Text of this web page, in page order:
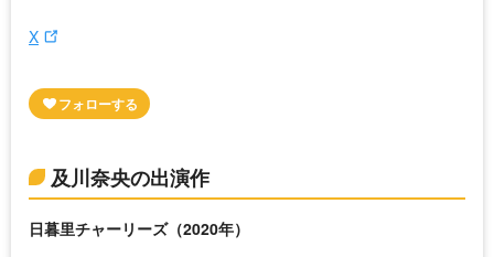
X
及川奈央の出演作
日暮里チャーリーズ（2020年）